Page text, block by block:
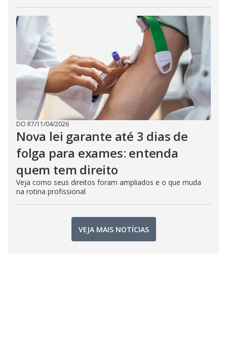
DO R7/11/04/2026
Nova lei garante até 3 dias de
folga para exames: entenda
quem tem direito
Veja como seus direitos foram ampliados e o que muda
na rotina profissional
VEJA MAIS NOTÍCIAS